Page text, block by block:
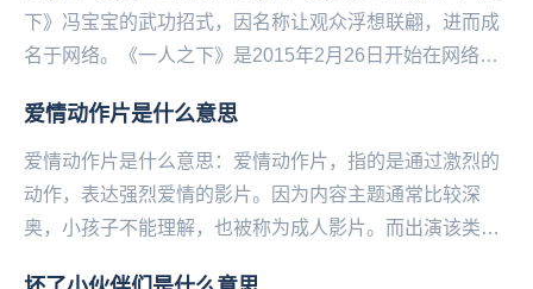
下》冯宝宝的武功招式，因名称让观众浮想联翩，进而成
名于网络。《一人之下》是2015年2月26日开始在网络平
爱情动作片是什么意思
爱情动作片是什么意思：爱情动作片，指的是通过激烈的
动作，表达强烈爱情的影片。因为内容主题通常比较深
奥，小孩子不能理解，也被称为成人影片。而出演该类影